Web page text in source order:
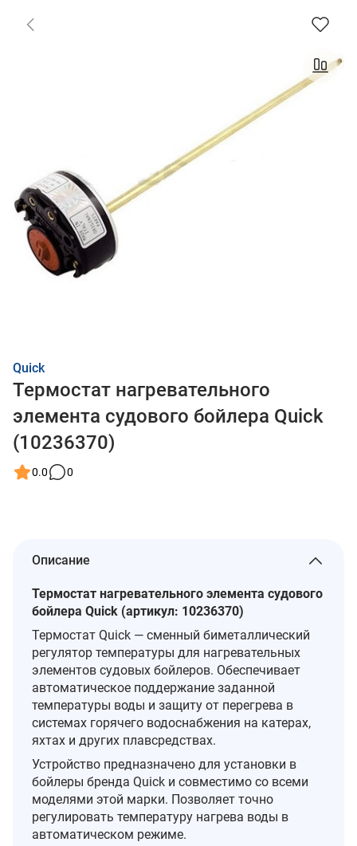
Quick
Термостат нагревательного
элемента судового бойлера Quick
(10236370)
0.0 0
Описание
Термостат нагревательного элемента судового
бойлера Quick (артикул: 10236370)
Термостат Quick — сменный биметаллический
регулятор температуры для нагревательных
элементов судовых бойлеров. Обеспечивает
автоматическое поддержание заданной
температуры воды и защиту от перегрева в
системах горячего водоснабжения на катерах,
яхтах и других плавсредствах.
Устройство предназначено для установки в
бойлеры бренда Quick и совместимо со всеми
моделями этой марки. Позволяет точно
регулировать температуру нагрева воды в
автоматическом режиме.